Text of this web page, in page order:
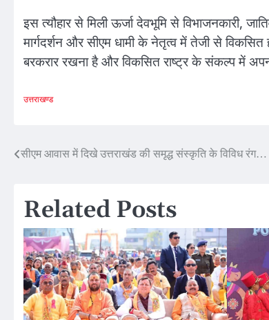
इस त्यौहार से मिली ऊर्जा देवभूमि से विभाजनकारी,
मार्गदर्शन और सीएम धामी के नेतृत्व में तेजी से
बरकरार रखना है और विकसित राष्ट्र के संकल्प में
उत्तराखण्ड
Post
सीएम आवास में दिखे उत्तराखंड की समृद्ध संस्कृति के विविध रंग…
Related Posts